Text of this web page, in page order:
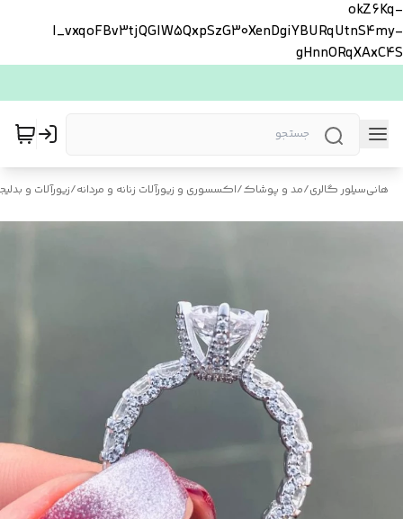
okZ6Kq-
l_vxqoFBv3tjQGlW5QxpSzG30XenDgiYBURqUtnS4my-
gHnnORqXAxC4S
هانی‌سیلور گالری/مد و پوشاک/اکسسوری و زیورآلات زنانه و مردانه/زیورآلات و